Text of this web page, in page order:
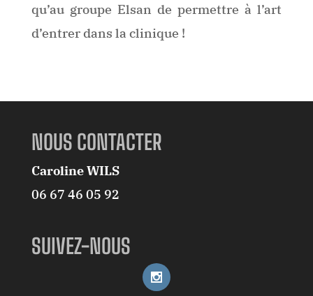
qu’au groupe Elsan de permettre à l’art
d’entrer dans la clinique !
NOUS CONTACTER
Caroline WILS
06 67 46 05 92
SUIVEZ-NOUS